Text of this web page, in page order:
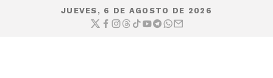
JUEVES, 6 DE AGOSTO DE 2026